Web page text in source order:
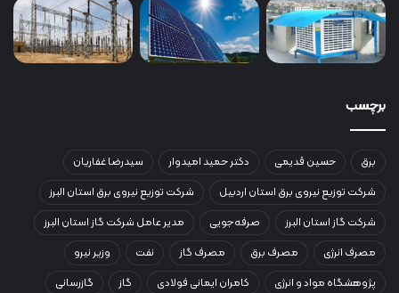
برچسب
برق حسین قدیمی دکتر حمید امیدوار
سیدرضا غفاریان
شرکت توزیع نیروی برق استان اردبیل
شرکت توزیع نیروی برق استان البرز
شرکت گاز استان البرز
صرفه‌جویی
مدیر عامل شرکت گاز استان البرز
مصرف انرژی
مصرف برق مصرف گاز نفت
وزیر نیرو
پژوهشگاه مواد و انرژی
کامران ایمانی فولادی گاز گازرسانی